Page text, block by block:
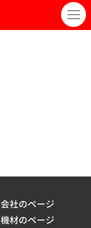
会社のページ
機材のページ